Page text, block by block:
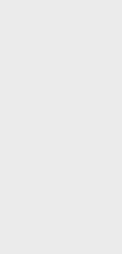
ходов.
рума,
Или же